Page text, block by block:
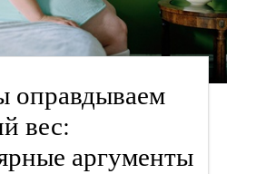
оправдываем
вес:
аргументы